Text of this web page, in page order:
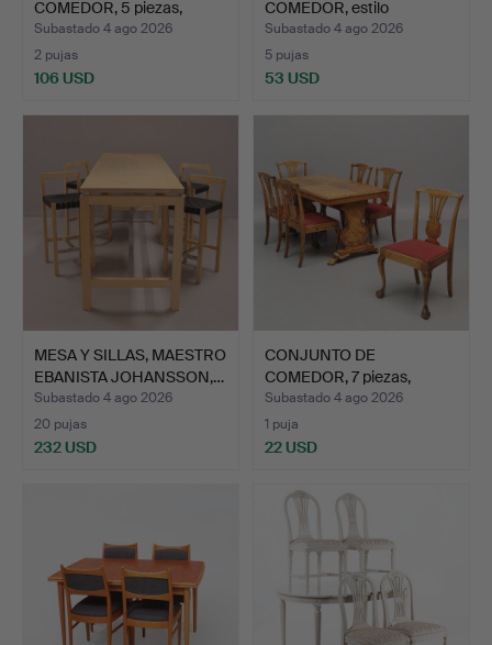
COMEDOR, 5 piezas,
década de 1…
Subastado 4 ago 2026
2 pujas
106 USD
COMEDOR, estilo
gustaviano, 7 …
Subastado 4 ago 2026
5 pujas
53 USD
MESA Y SILLAS, MAESTRO
EBANISTA JOHANSSON,…
Subastado 4 ago 2026
20 pujas
232 USD
CONJUNTO DE
COMEDOR, 7 piezas,
abedul, est…
Subastado 4 ago 2026
1 puja
22 USD